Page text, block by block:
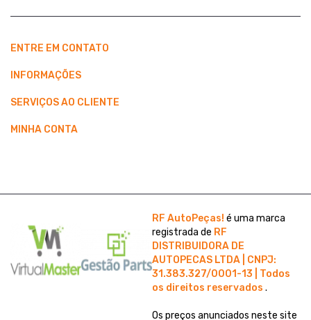
ENTRE EM CONTATO
INFORMAÇÕES
SERVIÇOS AO CLIENTE
MINHA CONTA
RF AutoPeças! é uma marca
registrada de RF
DISTRIBUIDORA DE
AUTOPECAS LTDA | CNPJ:
31.383.327/0001-13 | Todos
os direitos reservados.
Os preços anunciados neste site